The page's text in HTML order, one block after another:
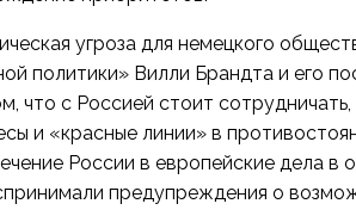
угроза для немецкого
политики» Вилли Брандта и его
что с Россией стоит
и «красные линии» в
России в европейские дела в
предупреждения о